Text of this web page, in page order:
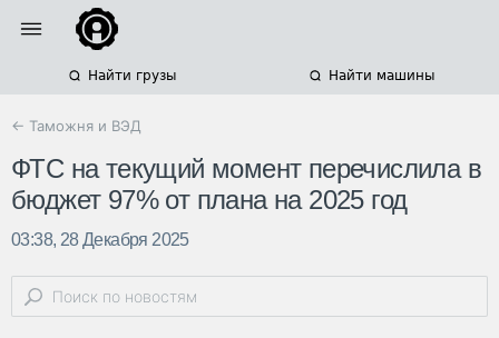
Найти грузы Найти машины
← Таможня и ВЭД
ФТС на текущий момент перечислила в
бюджет 97% от плана на 2025 год
03:38, 28 Декабря 2025